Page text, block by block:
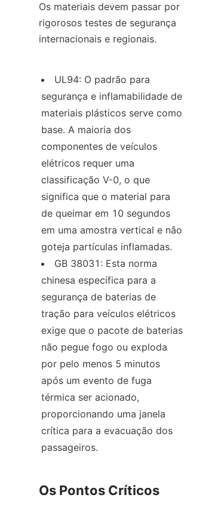
Os materiais devem passar por
rigorosos testes de segurança
internacionais e regionais.
UL94: O padrão para
segurança e inflamabilidade de
materiais plásticos serve como
base. A maioria dos
componentes de veículos
elétricos requer uma
classificação V-0, o que
significa que o material para
de queimar em 10 segundos
em uma amostra vertical e não
goteja partículas inflamadas.
GB 38031: Esta norma
chinesa específica para a
segurança de baterias de
tração para veículos elétricos
exige que o pacote de baterias
não pegue fogo ou exploda
por pelo menos 5 minutos
após um evento de fuga
térmica ser acionado,
proporcionando uma janela
crítica para a evacuação dos
passageiros.
Os Pontos Críticos